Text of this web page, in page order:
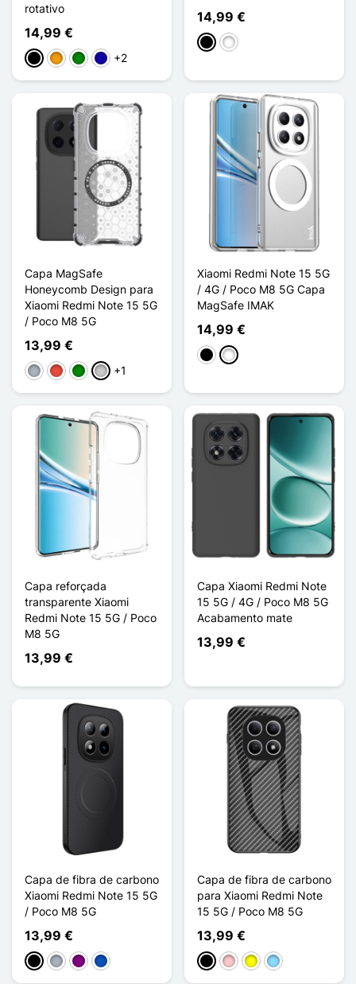
rotativo
14,99 €
PretoLaranja
VerdeAzul Escuro
+2
14,99 €
PretoBranco
Capa MagSafe
Honeycomb Design para
Xiaomi Redmi Note 15 5G
/ Poco M8 5G
13,99 €
CinzentoVermelho
VerdeTransparente
+1
Xiaomi Redmi Note 15 5G
/ 4G / Poco M8 5G Capa
MagSafe IMAK
14,99 €
PretoBranco
Capa reforçada
transparente Xiaomi
Redmi Note 15 5G / Poco
M8 5G
13,99 €
Capa Xiaomi Redmi Note
15 5G / 4G / Poco M8 5G
Acabamento mate
13,99 €
Capa de fibra de carbono
Xiaomi Redmi Note 15 5G
/ Poco M8 5G
13,99 €
PretoCinzento
Púrpura
Saphir
Capa de fibra de carbono
para Xiaomi Redmi Note
15 5G / Poco M8 5G
13,99 €
PretoRosaAmareloAzul Claro